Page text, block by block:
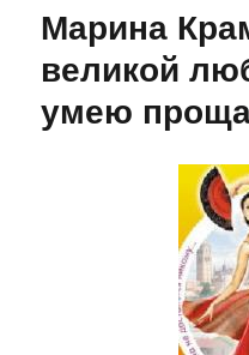
Марина
великой
умею